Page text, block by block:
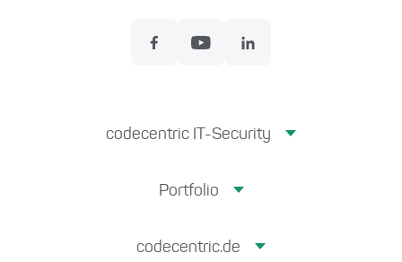
codecentric IT-Security
Portfolio
codecentric.de